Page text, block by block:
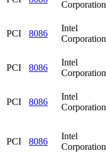
Corporation
PCI 8086
Intel
Corporation
PCI 8086
Intel
Corporation
PCI 8086
Intel
Corporation
PCI 8086
Intel
Corporation